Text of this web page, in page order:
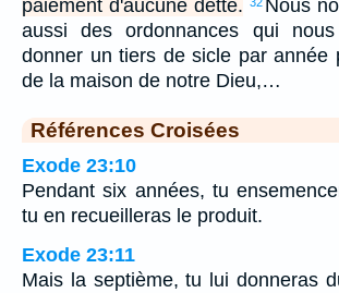
paiement d'aucune dette.
Nous
aussi des ordonnances qui
donner un tiers de sicle par année
de la maison de notre Dieu,…
Références Croisées
Exode 23:10
Pendant six années, tu
tu en recueilleras le produit.
Exode 23:11
Mais la septième, tu lui donneras